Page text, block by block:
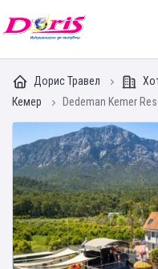
Doris -
Дорис Травел
Кемер
Dedeman Kemer